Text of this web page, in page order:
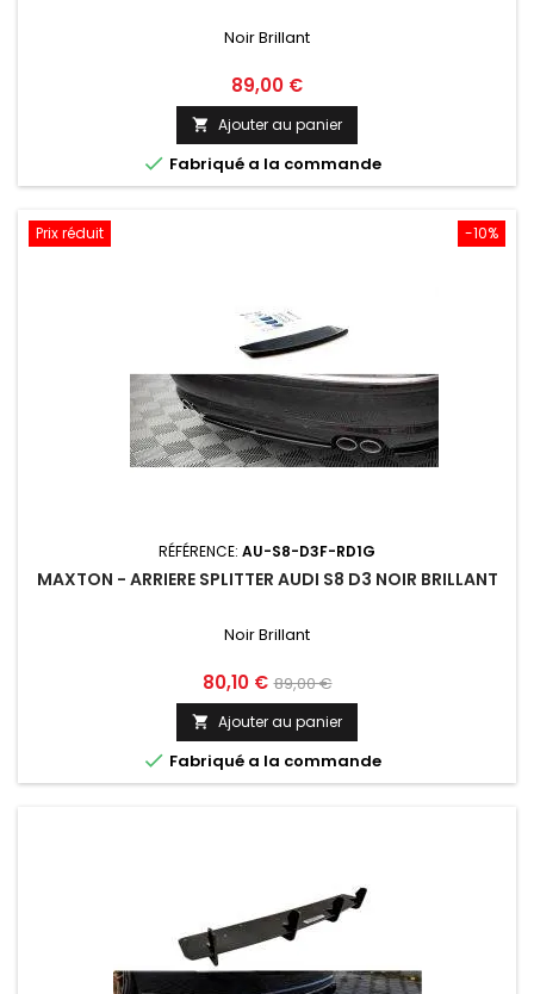
Noir Brillant
Prix
89,00 €
 Ajouter au panier
 Fabriqué a la commande
-10%
Prix réduit
RÉFÉRENCE: AU-S8-D3F-RD1G
MAXTON - ARRIERE SPLITTER AUDI S8 D3 NOIR BRILLANT
Noir Brillant
Prix
80,10 € Prix
base
89,00 €
 Ajouter au panier
 Fabriqué a la commande